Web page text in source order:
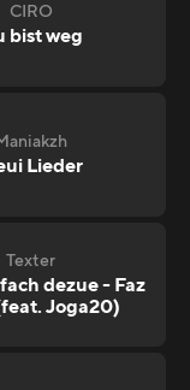
CIRO
bist weg
Lieder
Texter
dezue - Faz
Joga20)